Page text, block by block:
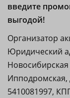
введите
выгодой!
Организатор
Юридический
Новосибирская
Ипподромская,
5410081997,